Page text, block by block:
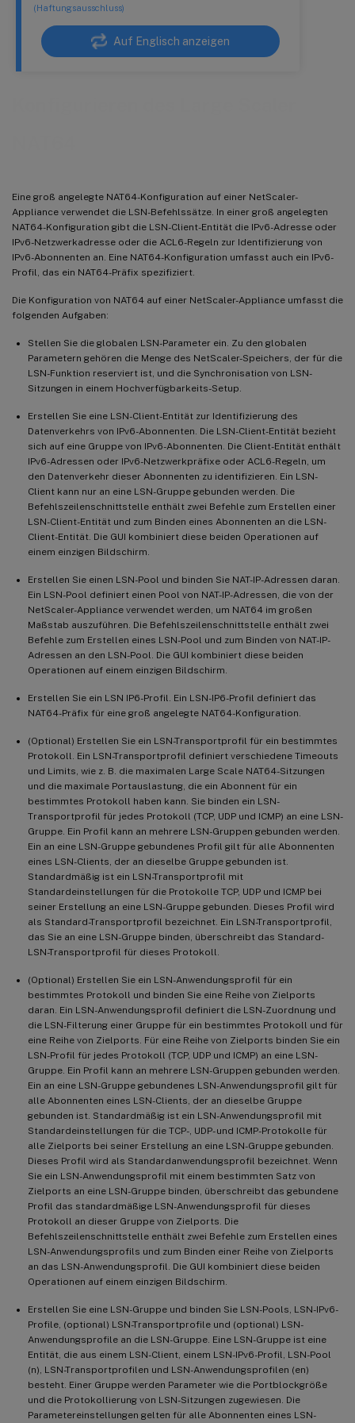
(Haftungsausschluss)
Auf Englisch anzeigen
Eine groß angelegte NAT64-Konfiguration auf einer NetScaler-
Appliance verwendet die LSN-Befehlssätze. In einer groß angelegten
NAT64-Konfiguration gibt die LSN-Client-Entität die IPv6-Adresse oder
IPv6-Netzwerkadresse oder die ACL6-Regeln zur Identifizierung von
IPv6-Abonnenten an. Eine NAT64-Konfiguration umfasst auch ein IPv6-
Profil, das ein NAT64-Präfix spezifiziert.
Die Konfiguration von NAT64 auf einer NetScaler-Appliance umfasst die
folgenden Aufgaben:
Stellen Sie die globalen LSN-Parameter ein. Zu den globalen
Parametern gehören die Menge des NetScaler-Speichers, der für die
LSN-Funktion reserviert ist, und die Synchronisation von LSN-
Sitzungen in einem Hochverfügbarkeits-Setup.
Erstellen Sie eine LSN-Client-Entität zur Identifizierung des
Datenverkehrs von IPv6-Abonnenten. Die LSN-Client-Entität bezieht
sich auf eine Gruppe von IPv6-Abonnenten. Die Client-Entität enthält
IPv6-Adressen oder IPv6-Netzwerkpräfixe oder ACL6-Regeln, um
den Datenverkehr dieser Abonnenten zu identifizieren. Ein LSN-
Client kann nur an eine LSN-Gruppe gebunden werden. Die
Befehlszeilenschnittstelle enthält zwei Befehle zum Erstellen einer
LSN-Client-Entität und zum Binden eines Abonnenten an die LSN-
Client-Entität. Die GUI kombiniert diese beiden Operationen auf
einem einzigen Bildschirm.
Erstellen Sie einen LSN-Pool und binden Sie NAT-IP-Adressen daran.
Ein LSN-Pool definiert einen Pool von NAT-IP-Adressen, die von der
NetScaler-Appliance verwendet werden, um NAT64 im großen
Maßstab auszuführen. Die Befehlszeilenschnittstelle enthält zwei
Befehle zum Erstellen eines LSN-Pool und zum Binden von NAT-IP-
Adressen an den LSN-Pool. Die GUI kombiniert diese beiden
Operationen auf einem einzigen Bildschirm.
Erstellen Sie ein LSN IP6-Profil. Ein LSN-IP6-Profil definiert das
NAT64-Präfix für eine groß angelegte NAT64-Konfiguration.
(Optional) Erstellen Sie ein LSN-Transportprofil für ein bestimmtes
Protokoll. Ein LSN-Transportprofil definiert verschiedene Timeouts
und Limits, wie z. B. die maximalen Large Scale NAT64-Sitzungen
und die maximale Portauslastung, die ein Abonnent für ein
bestimmtes Protokoll haben kann. Sie binden ein LSN-
Transportprofil für jedes Protokoll (TCP, UDP und ICMP) an eine LSN-
Gruppe. Ein Profil kann an mehrere LSN-Gruppen gebunden werden.
Ein an eine LSN-Gruppe gebundenes Profil gilt für alle Abonnenten
eines LSN-Clients, der an dieselbe Gruppe gebunden ist.
Standardmäßig ist ein LSN-Transportprofil mit
Standardeinstellungen für die Protokolle TCP, UDP und ICMP bei
seiner Erstellung an eine LSN-Gruppe gebunden. Dieses Profil wird
als Standard-Transportprofil bezeichnet. Ein LSN-Transportprofil,
das Sie an eine LSN-Gruppe binden, überschreibt das Standard-
LSN-Transportprofil für dieses Protokoll.
(Optional) Erstellen Sie ein LSN-Anwendungsprofil für ein
bestimmtes Protokoll und binden Sie eine Reihe von Zielports
daran. Ein LSN-Anwendungsprofil definiert die LSN-Zuordnung und
die LSN-Filterung einer Gruppe für ein bestimmtes Protokoll und für
eine Reihe von Zielports. Für eine Reihe von Zielports binden Sie ein
LSN-Profil für jedes Protokoll (TCP, UDP und ICMP) an eine LSN-
Gruppe. Ein Profil kann an mehrere LSN-Gruppen gebunden werden.
Ein an eine LSN-Gruppe gebundenes LSN-Anwendungsprofil gilt für
alle Abonnenten eines LSN-Clients, der an dieselbe Gruppe
gebunden ist. Standardmäßig ist ein LSN-Anwendungsprofil mit
Standardeinstellungen für die TCP-, UDP- und ICMP-Protokolle für
alle Zielports bei seiner Erstellung an eine LSN-Gruppe gebunden.
Dieses Profil wird als Standardanwendungsprofil bezeichnet. Wenn
Sie ein LSN-Anwendungsprofil mit einem bestimmten Satz von
Zielports an eine LSN-Gruppe binden, überschreibt das gebundene
Profil das standardmäßige LSN-Anwendungsprofil für dieses
Protokoll an dieser Gruppe von Zielports. Die
Befehlszeilenschnittstelle enthält zwei Befehle zum Erstellen eines
LSN-Anwendungsprofils und zum Binden einer Reihe von Zielports
an das LSN-Anwendungsprofil. Die GUI kombiniert diese beiden
Operationen auf einem einzigen Bildschirm.
Erstellen Sie eine LSN-Gruppe und binden Sie LSN-Pools, LSN-IPv6-
Profile, (optional) LSN-Transportprofile und (optional) LSN-
Anwendungsprofile an die LSN-Gruppe. Eine LSN-Gruppe ist eine
Entität, die aus einem LSN-Client, einem LSN-IPv6-Profil, LSN-Pool
(n), LSN-Transportprofilen und LSN-Anwendungsprofilen (en)
besteht. Einer Gruppe werden Parameter wie die Portblockgröße
und die Protokollierung von LSN-Sitzungen zugewiesen. Die
Parametereinstellungen gelten für alle Abonnenten eines LSN-